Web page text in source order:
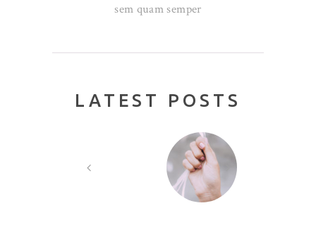
sem quam semper
LATEST POSTS